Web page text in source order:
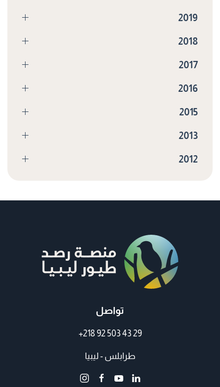
2019
2018
2017
2016
2015
2013
2012
تواصل
+218 92 503 43 29
طرابلس - ليبيا